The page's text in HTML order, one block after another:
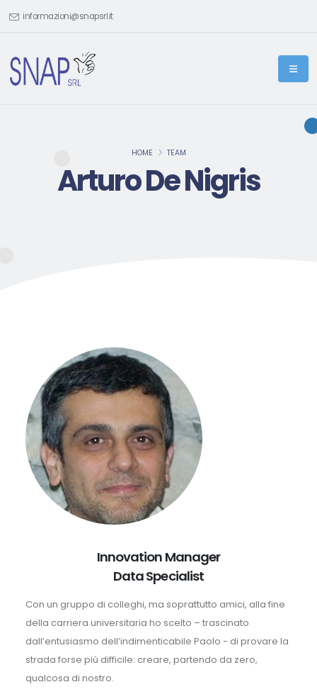
informazioni@snapsrl.it
HOME TEAM
Arturo De Nigris
Innovation Manager
Data Specialist
Con un gruppo di colleghi, ma soprattutto amici, alla fine
della carriera universitaria ho scelto – trascinato
dall’entusiasmo dell’indimenticabile Paolo - di provare la
strada forse più difficile: creare, partendo da zero,
qualcosa di nostro.